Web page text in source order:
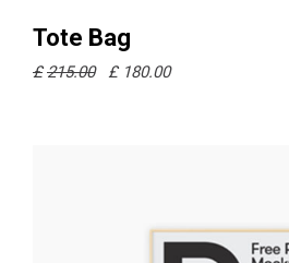
Tote Bag
£ 215.00 £ 180.00